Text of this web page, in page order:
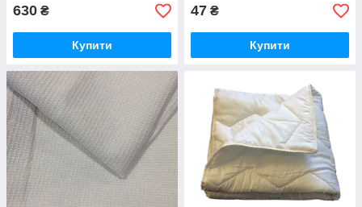
630 ₴
Купити
47 ₴
Купити